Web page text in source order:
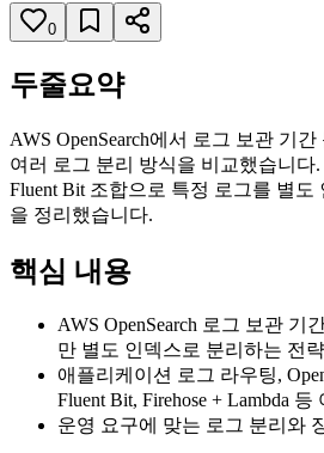
0
두줄요약
AWS OpenSearch에서 로그 보관 기
여러 로그 분리 방식을 비교했습니다.
Fluent Bit 조합으로 특정 로그를 별도
을 정리했습니다.
핵심 내용
AWS OpenSearch 로그 보관 기
만 별도 인덱스로 분리하는 전략
애플리케이션 로그 라우팅,
Fluent Bit, Firehose + Lambda
운영 요구에 맞는 로그 분리와